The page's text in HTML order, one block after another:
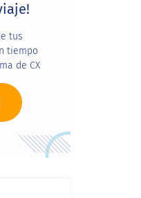
tus
tiempo
de CX